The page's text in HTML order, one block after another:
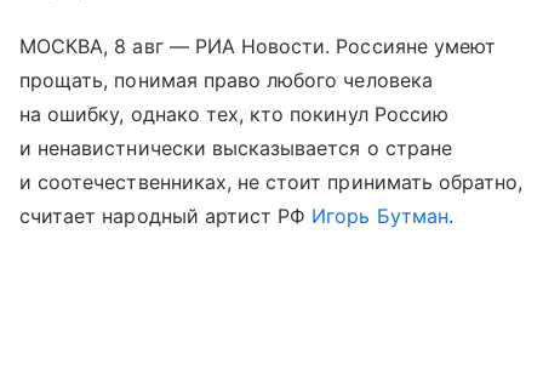
МОСКВА, 8 авг — РИА Новости. Россияне умеют
прощать, понимая право любого человека
на ошибку, однако тех, кто покинул Россию
и ненавистнически высказывается о стране
и соотечественниках, не стоит принимать обратно,
считает народный артист РФ Игорь Бутман.